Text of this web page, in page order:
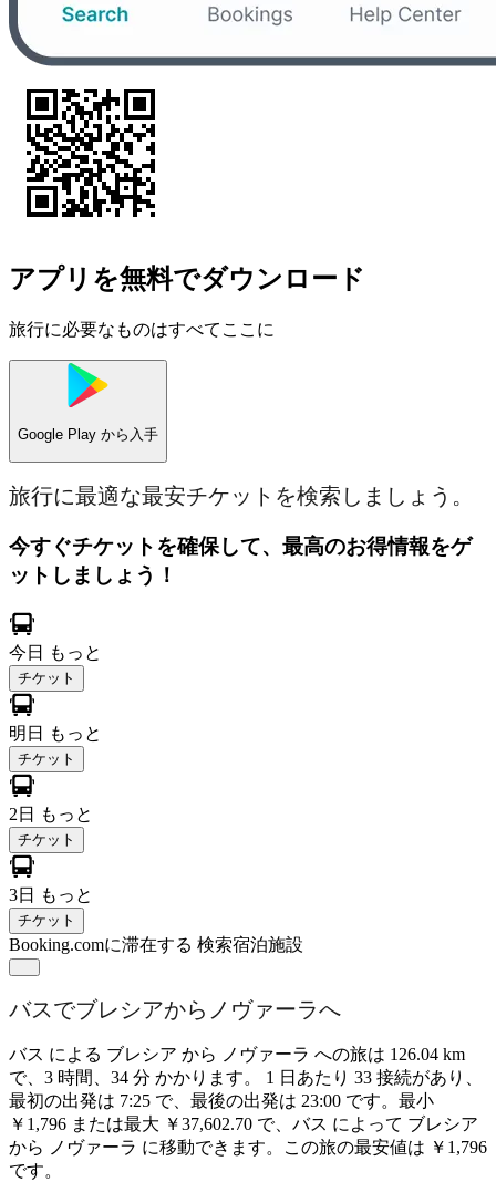
アプリを無料でダウンロード
旅行に必要なものはすべてここに
Google Play から入手
旅行に最適な最安チケットを検索しましょう。
今すぐチケットを確保して、最高のお得情報をゲ
ットしましょう！
今日 もっと
チケット
明日 もっと
チケット
2日 もっと
チケット
3日 もっと
チケット
Booking.comに滞在する 検索宿泊施設
バスでブレシアからノヴァーラへ
バス による ブレシア から ノヴァーラ への旅は 126.04 km
で、3 時間、34 分 かかります。 1 日あたり 33 接続があり、
最初の出発は 7:25 で、最後の出発は 23:00 です。最小
￥1,796 または最大 ￥37,602.70 で、バス によって ブレシア
から ノヴァーラ に移動できます。この旅の最安値は ￥1,796
です。